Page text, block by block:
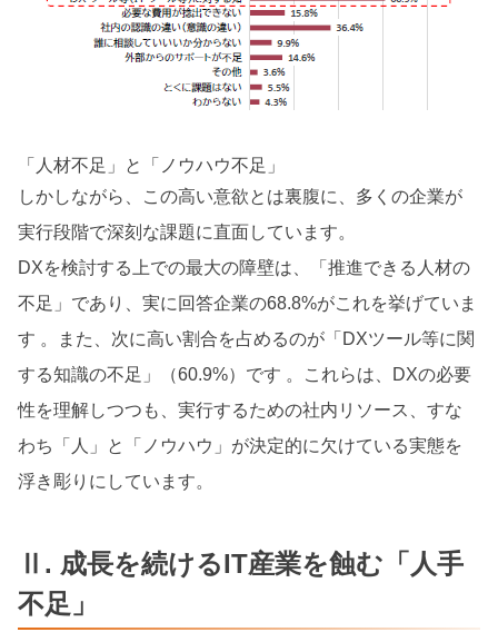
「人材不足」と「ノウハウ不足」
しかしながら、この高い意欲とは裏腹に、多くの企業が
実行段階で深刻な課題に直面しています。
DXを検討する上での最大の障壁は、「推進できる人材の
不足」であり、実に回答企業の68.8%がこれを挙げていま
す 。また、次に高い割合を占めるのが「DXツール等に関
する知識の不足」（60.9%）です 。これらは、DXの必要
性を理解しつつも、実行するための社内リソース、すな
わち「人」と「ノウハウ」が決定的に欠けている実態を
浮き彫りにしています。
Ⅱ. 成長を続けるIT産業を蝕む「人手
不足」